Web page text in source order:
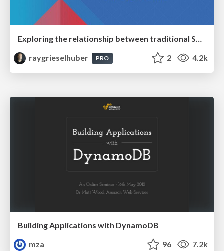
Exploring the relationship between traditional SERPs and Gen AI search
raygrieselhuber
PRO 2 4.2k
Building Applications with DynamoDB
mza
96 7.2k